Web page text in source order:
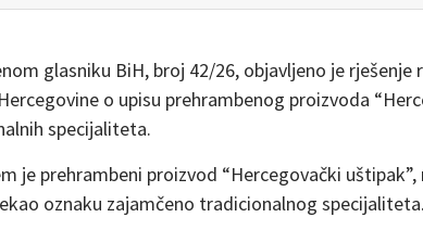
glasniku BiH, broj 42/26, objavljeno je
o upisu prehrambenog proizvoda
specijaliteta.
je prehrambeni proizvod “Hercegovački
oznaku zajamčeno tradicionalnog specijaliteta.